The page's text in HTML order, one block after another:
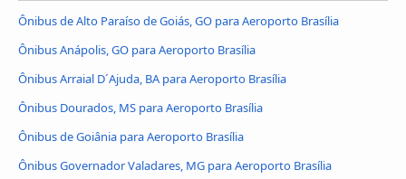
Ônibus de Alto Paraíso de Goiás, GO para Aeroporto Brasília
Ônibus Anápolis, GO para Aeroporto Brasília
Ônibus Arraial D´Ajuda, BA para Aeroporto Brasília
Ônibus Dourados, MS para Aeroporto Brasília
Ônibus de Goiânia para Aeroporto Brasília
Ônibus Governador Valadares, MG para Aeroporto Brasília